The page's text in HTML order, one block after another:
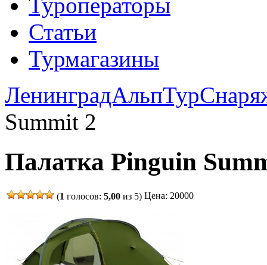
Статьи
Турмагазины
ЛенинградАльпТур
Summit 2
Палатка Pinguin
(1 голосов: 5,00 из 5) Цена: 20000